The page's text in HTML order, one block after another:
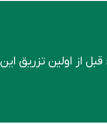
اولین تزریق این ۶ نکته را بدانید